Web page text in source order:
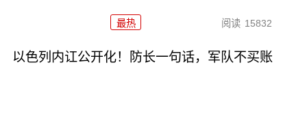
最热 阅读 15832
以色列内讧公开化！防长一句话，军队不买账